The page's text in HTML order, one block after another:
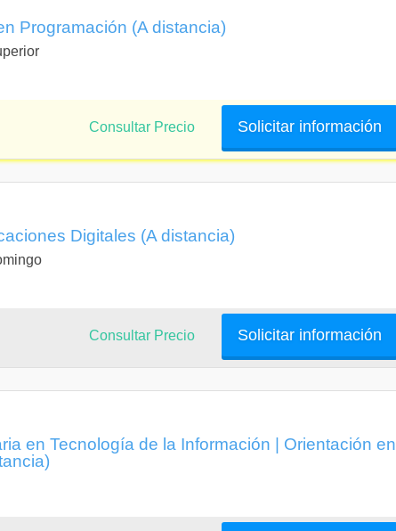
Programación (A distancia)
Solicitar información
Consultar Precio
Digitales (A distancia)
Solicitar información
Consultar Precio
en Tecnología de la Información | Orientación en